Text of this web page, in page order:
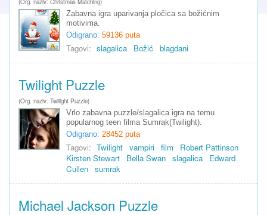
(Org. naziv: Christmas Matching)
Zabavna igra uparivanja pločica sa božićnim
motivima.
Odigrano: 59136 puta
Tagovi: slagalica Božić blagdani
Twilight Puzzle
(Org. naziv: Twilight Puzzle)
Vrlo zabavna puzzle/slagalica igra na temu
popularnog teen filma Sumrak(Twilight).
Odigrano: 28452 puta
Tagovi: Twilight vampiri film
Robert Pattinson
Kirsten Stewart
Bella Swan slagalica
Edward
Cullen sumrak
Michael Jackson Puzzle